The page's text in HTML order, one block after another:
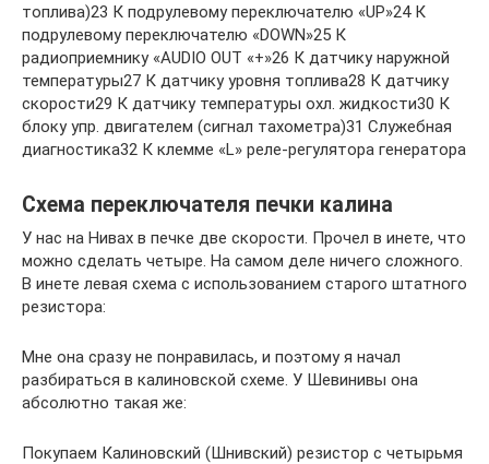
топлива)23 К подрулевому переключателю «UP»24 К
подрулевому переключателю «DOWN»25 К
радиоприемнику «AUDIO OUT «+»26 К датчику наружной
температуры27 К датчику уровня топлива28 К датчику
скорости29 К датчику температуры охл. жидкости30 К
блоку упр. двигателем (сигнал тахометра)31 Служебная
диагностика32 К клемме «L» реле-регулятора генератора
Схема переключателя печки калина
У нас на Нивах в печке две скорости. Прочел в инете, что
можно сделать четыре. На самом деле ничего сложного.
В инете левая схема с использованием старого штатного
резистора:
Мне она сразу не понравилась, и поэтому я начал
разбираться в калиновской схеме. У Шевинивы она
абсолютно такая же:
Покупаем Калиновский (Шнивский) резистор с четырьмя